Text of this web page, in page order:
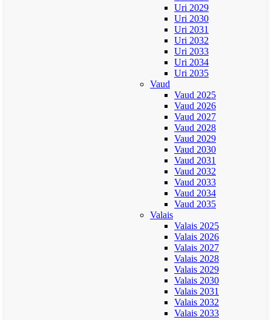
Uri 2029
Uri 2030
Uri 2031
Uri 2032
Uri 2033
Uri 2034
Uri 2035
Vaud
Vaud 2025
Vaud 2026
Vaud 2027
Vaud 2028
Vaud 2029
Vaud 2030
Vaud 2031
Vaud 2032
Vaud 2033
Vaud 2034
Vaud 2035
Valais
Valais 2025
Valais 2026
Valais 2027
Valais 2028
Valais 2029
Valais 2030
Valais 2031
Valais 2032
Valais 2033